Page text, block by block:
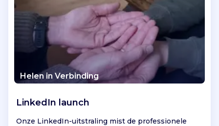
Helen in Verbinding
LinkedIn launch
Onze LinkedIn-uitstraling mist de professionele